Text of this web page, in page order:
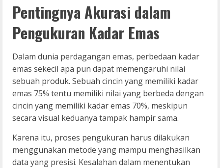
Pentingnya Akurasi dalam
Pengukuran Kadar Emas
Dalam dunia perdagangan emas, perbedaan kadar
emas sekecil apa pun dapat memengaruhi nilai
sebuah produk. Sebuah cincin yang memiliki kadar
emas 75% tentu memiliki nilai yang berbeda dengan
cincin yang memiliki kadar emas 70%, meskipun
secara visual keduanya tampak hampir sama.
Karena itu, proses pengukuran harus dilakukan
menggunakan metode yang mampu menghasilkan
data yang presisi. Kesalahan dalam menentukan